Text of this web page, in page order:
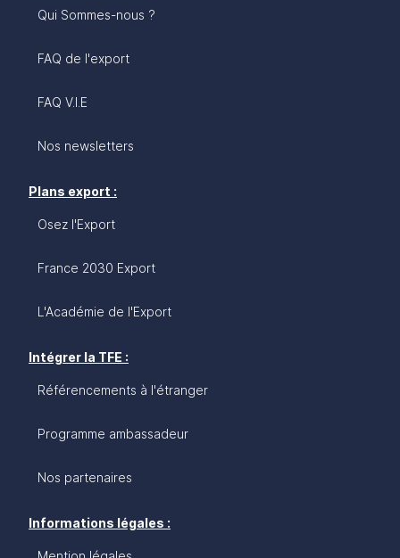
Qui Sommes-nous ?
FAQ de l'export
FAQ V.I.E
Nos newsletters
Plans export :
Osez l'Export
France 2030 Export
L'Académie de l'Export
Intégrer la TFE :
Référencements à l'étranger
Programme ambassadeur
Nos partenaires
Informations légales :